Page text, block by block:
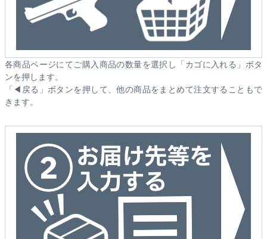
各商品ページにてご購入商品の数量を選択し「カゴに入れる」ボタ
ンを押します。
「◀戻る」ボタンを押して、他の商品をまとめて注文することもで
きます。